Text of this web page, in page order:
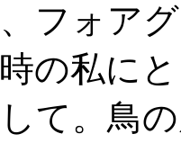
フォア
の私に
て。鳥